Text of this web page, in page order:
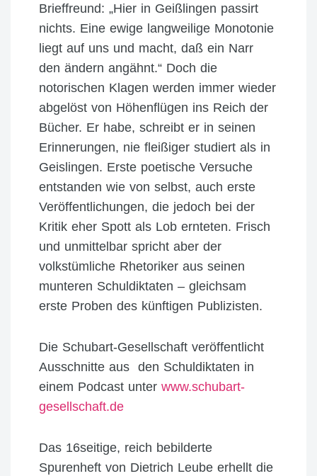
Brieffreund: „Hier in Geißlingen passirt
nichts. Eine ewige langweilige Monotonie
liegt auf uns und macht, daß ein Narr
den ändern angähnt.“ Doch die
notorischen Klagen werden immer wieder
abgelöst von Höhenflügen ins Reich der
Bücher. Er habe, schreibt er in seinen
Erinnerungen, nie fleißiger studiert als in
Geislingen. Erste poetische Versuche
entstanden wie von selbst, auch erste
Veröffentlichungen, die jedoch bei der
Kritik eher Spott als Lob ernteten. Frisch
und unmittelbar spricht aber der
volkstümliche Rhetoriker aus seinen
munteren Schuldiktaten – gleichsam
erste Proben des künftigen Publizisten.
Die Schubart-Gesellschaft veröffentlicht
Ausschnitte aus den Schuldiktaten in
einem Podcast unter www.schubart-
gesellschaft.de
Das 16seitige, reich bebilderte
Spurenheft von Dietrich Leube erhellt die